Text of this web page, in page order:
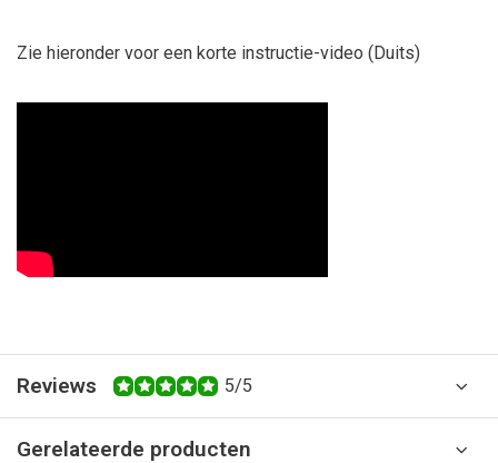
Zie hieronder voor een korte instructie-video (Duits)
Reviews 5/5
Gerelateerde producten